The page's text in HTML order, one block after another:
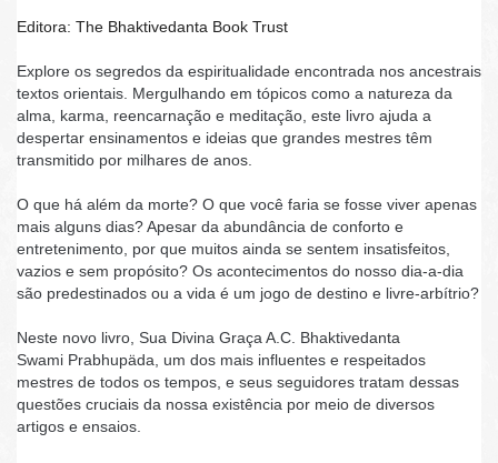
Editora: The Bhaktivedanta Book Trust
Explore os segredos da espiritualidade encontrada nos ancestrais
textos orientais. Mergulhando em tópicos como a natureza da
alma, karma, reencarnação e meditação, este livro ajuda a
despertar ensinamentos e ideias que grandes mestres têm
transmitido por milhares de anos.
O que há além da morte? O que você faria se fosse viver apenas
mais alguns dias? Apesar da abundância de conforto e
entretenimento, por que muitos ainda se sentem insatisfeitos,
vazios e sem propósito? Os acontecimentos do nosso dia-a-dia
são predestinados ou a vida é um jogo de destino e livre-arbítrio?
Neste novo livro, Sua Divina Graça A.C. Bhaktivedanta
Swami Prabhupäda, um dos mais influentes e respeitados
mestres de todos os tempos, e seus seguidores tratam dessas
questões cruciais da nossa existência por meio de diversos
artigos e ensaios.